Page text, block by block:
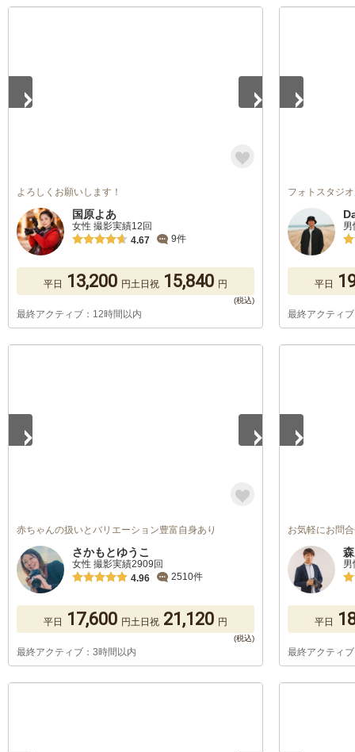
よろしくお願いします！
国原よあ
女性 撮影実績12回
4.67
9件
平日 13,200 円土日祝 15,840 円
最終アクティブ：12時間以内
フォトスタジ
平日
最終アクティ
赤ちゃんの扱いとバリエーション豊富自身あり
さかもとゆうこ
女性 撮影実績2909回
4.96
2510件
平日 17,600 円土日祝 21,120 円
最終アクティブ：3時間以内
お気軽にお問
平日
最終アクティ